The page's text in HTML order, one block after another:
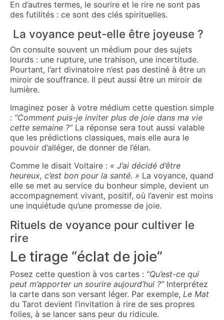
En d’autres termes, le sourire et le rire ne sont pas
des futilités : ce sont des clés spirituelles.
La voyance peut-elle être joyeuse ?
On consulte souvent un médium pour des sujets
lourds : une rupture, une trahison, une incertitude.
Pourtant, l’art divinatoire n’est pas destiné à être un
miroir de souffrance. Il peut aussi être un miroir de
lumière.
Imaginez poser à votre médium cette question simple
: “Comment puis-je inviter plus de joie dans ma vie
cette semaine ?”La réponse sera tout aussi valable
que les prédictions classiques, mais elle aura le
pouvoir d’alléger, de donner de l’élan.
Comme le disait Voltaire : « J’ai décidé d’être
heureux, c’est bon pour la santé. » La voyance, quand
elle se met au service du bonheur simple, devient un
accompagnement vivant, positif, où l’avenir est moins
une inquiétude qu’une promesse de joie.
Rituels de voyance pour cultiver le
rire
Le tirage “éclat de joie”
Posez cette question à vos cartes : “Qu’est-ce qui
peut m’apporter un sourire aujourd’hui ?”Interprétez
la carte dans son versant léger. Par exemple, Le Mat
du Tarot devient l’invitation à rire de ses propres
folies, à se lancer sans peur du ridicule.